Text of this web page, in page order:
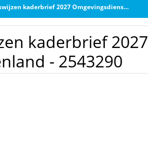
2027 Omgevingsdienst Rivierenland - 2543290
kaderbrief 2027
- 2543290